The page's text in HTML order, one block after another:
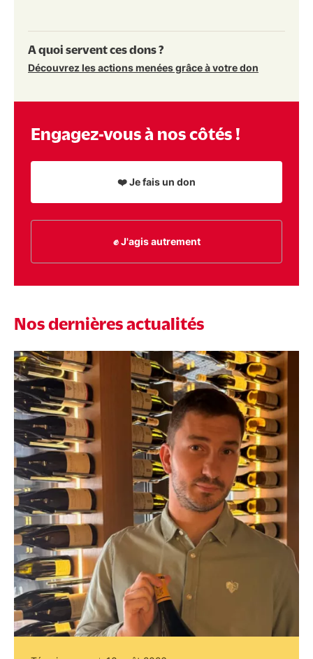
A quoi servent ces dons ?
Découvrez les actions menées grâce à votre don
Engagez-vous à nos côtés !
❤️ Je fais un don
✊ J'agis autrement
Nos dernières actualités